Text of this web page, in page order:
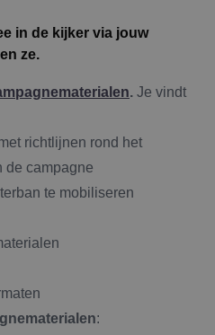
in de kijker via jouw
ze.
. Je vindt
richtlijnen rond het
de campagne
te mobiliseren
: